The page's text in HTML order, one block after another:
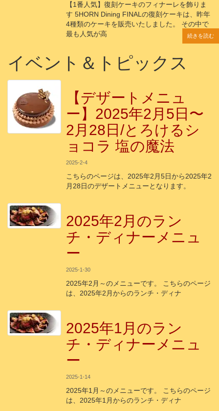
続きを読む
続きを読む
続きを読む
続きを読む
【1番人気】復刻ケーキのフィナーレを飾りま
す 5HORN Dining FINALの復刻ケーキは、昨年
4種類のケーキを販売いたしました。 その中で
最も人気が高
続きを読む
イベント＆トピックス
【デザートメニュ
ー】2025年2月5日〜
2月28日/とろけるシ
ョコラ 塩の魔法
2025-2-4
こちらのページは、2025年2月5日から2025年2
月28日のデザートメニューとなります。
2025年2月のラン
チ・ディナーメニュ
ー
2025-1-30
2025年2月～のメニューです。 こちらのページ
は、2025年2月からのランチ・ディナ
2025年1月のラン
チ・ディナーメニュ
ー
2025-1-14
2025年1月～のメニューです。 こちらのページ
は、2025年1月からのランチ・ディナ